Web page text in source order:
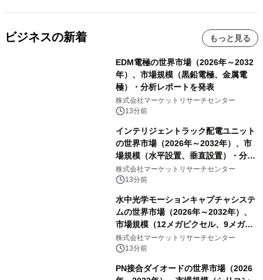
ビジネスの新着 もっと見る
EDM電極の世界市場（2026年～2032
年）、市場規模（黒鉛電極、金属電
極）・分析レポートを発表
株式会社マーケットリサーチセンター
13分前
インテリジェントラック配電ユニット
の世界市場（2026年～2032年）、市
場規模（水平設置、垂直設置）・分析
レポートを発表
株式会社マーケットリサーチセンター
13分前
水中光学モーションキャプチャシステ
ムの世界市場（2026年～2032年）、
市場規模（12メガピクセル、9メガピ
クセル、4メガピクセル、2メガピクセ
ル、その他）・分析レポートを発表
株式会社マーケットリサーチセンター
13分前
PN接合ダイオードの世界市場（2026